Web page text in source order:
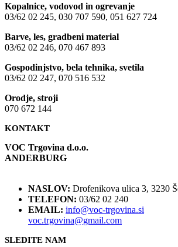
Kopalnice, vodovod in ogrevanje
03/62 02 245, 030 707 590, 051 627 724
Barve, les, gradbeni material
03/62 02 246, 070 467 893
Gospodinjstvo, bela tehnika, svetila
03/62 02 247, 070 516 532
Orodje, stroji
070 672 144
KONTAKT
VOC Trgovina d.o.o.
ANDERBURG
NASLOV: Drofenikova ulica 3, 3230
TELEFON: 03/62 02 240
EMAIL: info@voc-trgovina.si
voc.trgovina@gmail.com
SLEDITE NAM